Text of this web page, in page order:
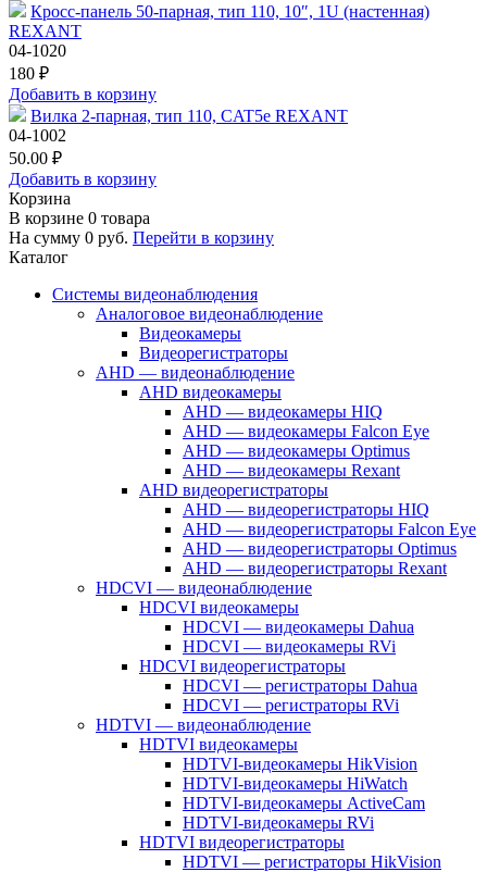
Кросс-панель 50-парная, тип 110, 10″, 1U (настенная)
REXANT
04-1020
180 ₽
Добавить в корзину
Вилка 2-парная, тип 110, CAT5е REXANT
04-1002
50.00 ₽
Добавить в корзину
Корзина
В корзине 0 товара
На сумму 0 руб. Перейти в корзину
Каталог
Системы видеонаблюдения
Аналоговое видеонаблюдение
Видеокамеры
Видеорегистраторы
AHD — видеонаблюдение
AHD видеокамеры
AHD — видеокамеры HIQ
AHD — видеокамеры Falcon Eye
AHD — видеокамеры Optimus
AHD — видеокамеры Rexant
AHD видеорегистраторы
AHD — видеорегистраторы HIQ
AHD — видеорегистраторы Falcon Eye
AHD — видеорегистраторы Optimus
AHD — видеорегистраторы Rexant
HDCVI — видеонаблюдение
HDCVI видеокамеры
HDCVI — видеокамеры Dahua
HDCVI — видеокамеры RVi
HDCVI видеорегистраторы
HDCVI — регистраторы Dahua
HDCVI — регистраторы RVi
HDTVI — видеонаблюдение
HDTVI видеокамеры
HDTVI-видеокамеры HikVision
HDTVI-видеокамеры HiWatch
HDTVI-видеокамеры ActiveCam
HDTVI-видеокамеры RVi
HDTVI видеорегистраторы
HDTVI — регистраторы HikVision